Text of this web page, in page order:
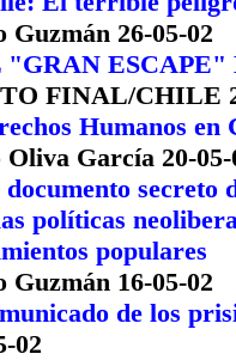
Guzmán 26-05-02
"GRAN
FINAL/CHILE
Humanos
Oliva García 20-05-
secreto
políticas
populares
Guzmán 16-05-02
de los
02